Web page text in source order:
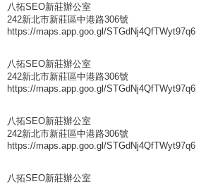
八拓SEO新莊辦公室
242新北市新莊區中港路306號
https://maps.app.goo.gl/STGdNj4QfTWyt97q6
八拓SEO新莊辦公室
242新北市新莊區中港路306號
https://maps.app.goo.gl/STGdNj4QfTWyt97q6
八拓SEO新莊辦公室
242新北市新莊區中港路306號
https://maps.app.goo.gl/STGdNj4QfTWyt97q6
八拓SEO新莊辦公室